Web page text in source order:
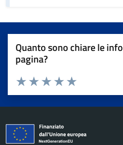
Quanto sono chiare le
pagina?
Valuta da 1 a 5 stelle la pagina
Valuta 5 stelle
Valuta 4 stelle su 5
Valuta 3 stelle su 5
Valuta 2 stelle su 5
Valuta 1 stelle su 5